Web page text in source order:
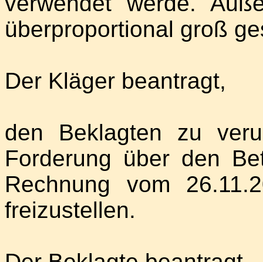
überproportional groß
Der Kläger beantragt,
den Beklagten zu
Forderung über den
Rechnung vom
freizustellen.